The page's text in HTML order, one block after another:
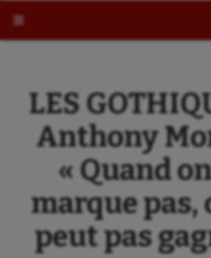
LES
Anthony
« Quand
marque pas,
peut pas